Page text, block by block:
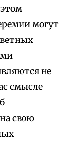
могут
не
смысле
свою